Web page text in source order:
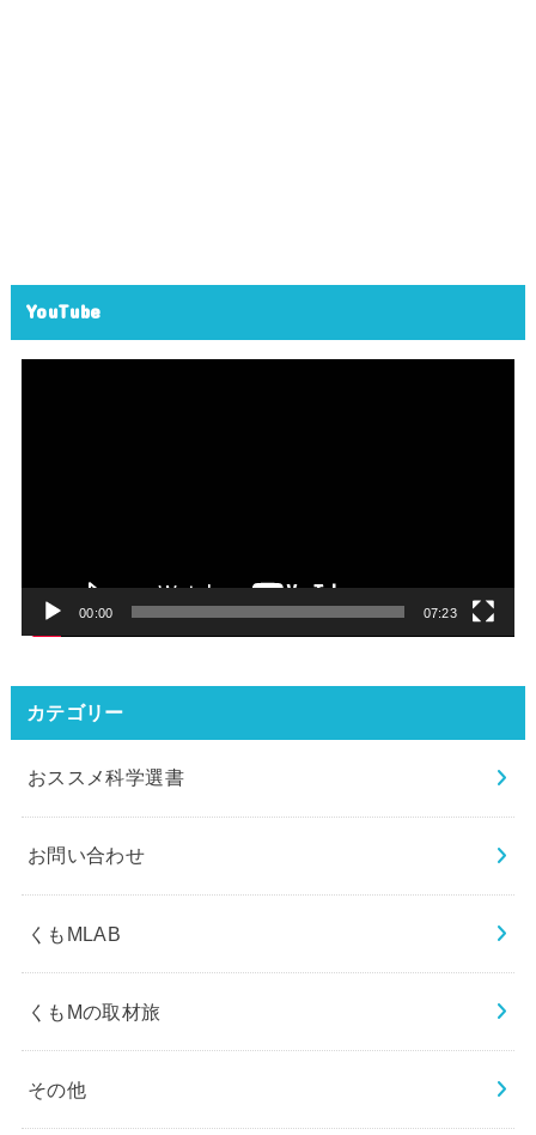
YouTube
00:00 07:23
カテゴリー
おススメ科学選書
お問い合わせ
くもMLAB
くもMの取材旅
その他